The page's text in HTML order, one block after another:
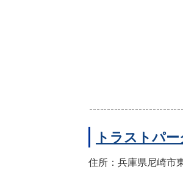
トラストパ
住所：兵庫県尼崎市